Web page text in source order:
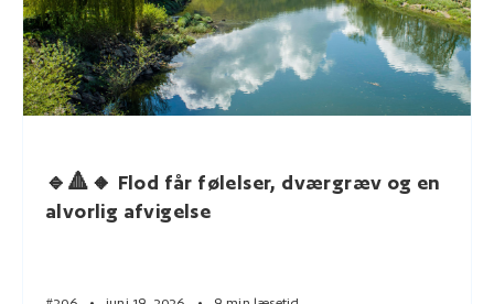
🔹🔺🔸 Flod får følelser, dværgræv og en
alvorlig afvigelse